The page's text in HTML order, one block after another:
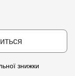
знижки